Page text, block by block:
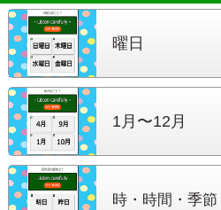
曜日
1月〜12月
時・時間・季節